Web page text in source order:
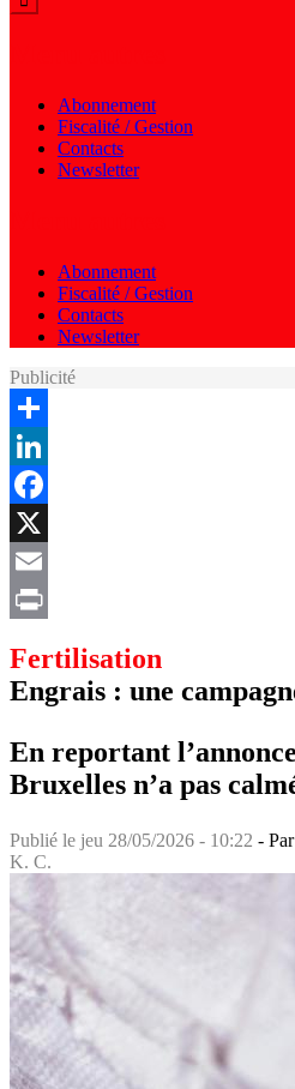
Abonnement
Fiscalité / Gestion
Contacts
Newsletter
Abonnement
Fiscalité / Gestion
Contacts
Newsletter
Publicité
Share
LinkedIn
Facebook
X
Email
Fertilisation
Engrais : une
En reportant
Bruxelles n’a pas
Publié le jeu 28/05/2026 - 10:22 - Par
K. C.